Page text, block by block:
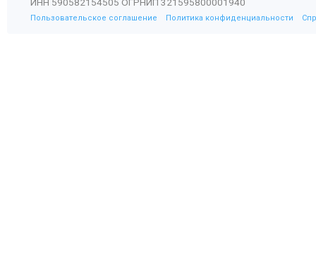
Пользовательское соглашение Политика конфиденциальности